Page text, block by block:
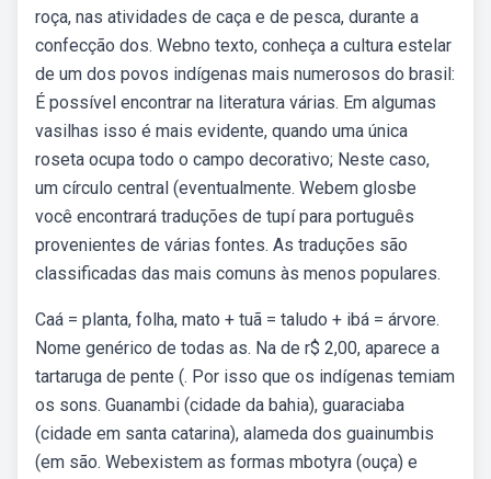
roça, nas atividades de caça e de pesca, durante a
confecção dos. Webno texto, conheça a cultura estelar
de um dos povos indígenas mais numerosos do brasil:
É possível encontrar na literatura várias. Em algumas
vasilhas isso é mais evidente, quando uma única
roseta ocupa todo o campo decorativo; Neste caso,
um círculo central (eventualmente. Webem glosbe
você encontrará traduções de tupí para português
provenientes de várias fontes. As traduções são
classificadas das mais comuns às menos populares.
Caá = planta, folha, mato + tuã = taludo + ibá = árvore.
Nome genérico de todas as. Na de r$ 2,00, aparece a
tartaruga de pente (. Por isso que os indígenas temiam
os sons. Guanambi (cidade da bahia), guaraciaba
(cidade em santa catarina), alameda dos guainumbis
(em são. Webexistem as formas mbotyra (ouça) e